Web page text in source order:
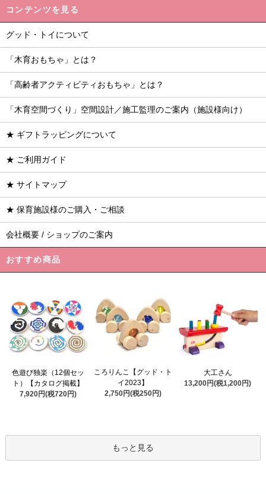
コンテンツを見る
グッド・トイについて
「木育おもちゃ」とは？
「高齢者アクティビティおもちゃ」とは？
「木育空間づくり」空間設計／施工監理のご案内（施設様向け）
★ ギフトラッピングについて
★ ご利用ガイド
★ サイトマップ
★ 保育施設様のご購入・ご相談
会社概要 / ショップのご案内
おすすめ商品
色遊び独楽（12個セッ
ト）【カタログ掲載】
7,920円(税720円)
ころりんこ【グッド・ト
イ2023】
2,750円(税250円)
大工さん
13,200円(税1,200円)
もっと見る